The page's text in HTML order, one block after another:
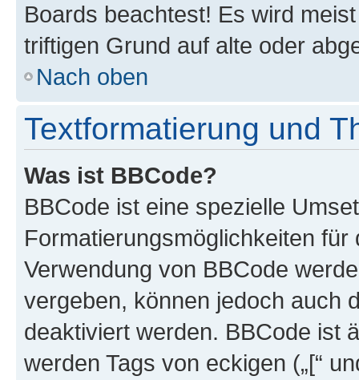
Boards beachtest! Es wird
triftigen Grund auf alte oder
Nach oben
Textformatierung und
Was ist BBCode?
BBCode ist eine spezielle
Formatierungsmöglichkeiten
Verwendung von BBCode
vergeben, können jedoch auch
deaktiviert werden. BBCode ist
werden Tags von eckigen („[“